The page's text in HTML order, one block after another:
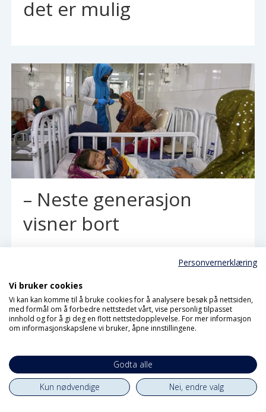
det er mulig
– Neste generasjon
visner bort
Personvernerklæring
Vi bruker cookies
Vi kan kan komme til å bruke cookies for å analysere besøk på nettsiden,
med formål om å forbedre nettstedet vårt, vise personlig tilpasset
innhold og for å gi deg en flott nettstedopplevelse. For mer informasjon
om informasjonskapslene vi bruker, åpne innstillingene.
Godta alle
Kun nødvendige
Nei, endre valg